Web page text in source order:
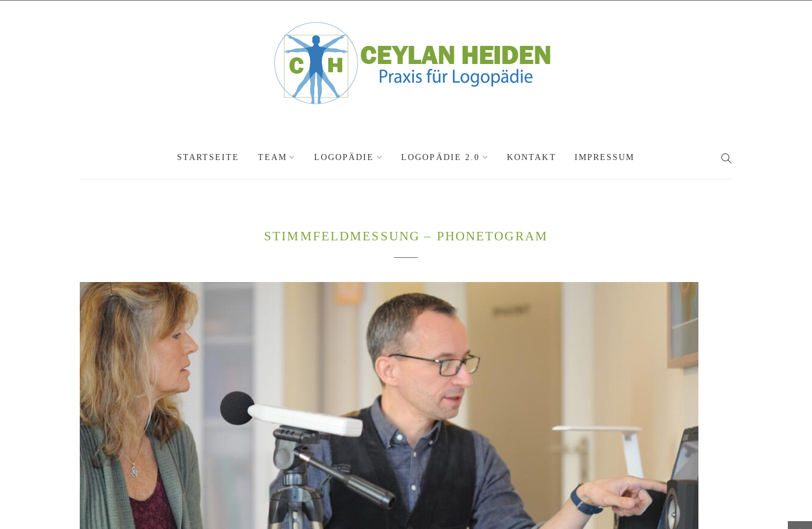
STARTSEITE TEAM LOGOPÄDIE LOGOPÄDIE 2.0 KONTAKT IMPRESSUM SEARCH
STIMMFELDMESSUNG – PHONETOGRAM